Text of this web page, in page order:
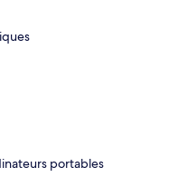
portables